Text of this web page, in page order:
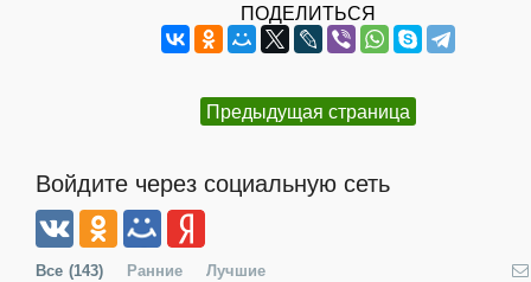
ПОДЕЛИТЬСЯ
Предыдущая страница
Войдите через социальную сеть
Все (143) Ранние Лучшие